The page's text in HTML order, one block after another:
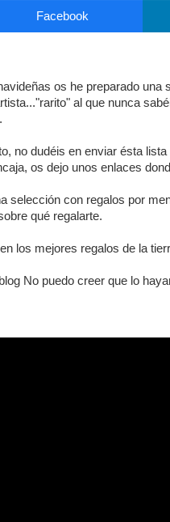
Facebook
os he preparado una
al que nunca
no dudéis en enviar ésta
os dejo unos enlaces
selección con regalos por
qué regalarte.
los mejores regalos de la
No puedo creer que lo